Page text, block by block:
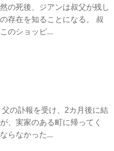
の死後、ジアンは叔父が残し
存在を知ることになる。 叔
のショッピ...
の訃報を受け、2カ月後に結
、実家のある町に帰ってく
らなかった...